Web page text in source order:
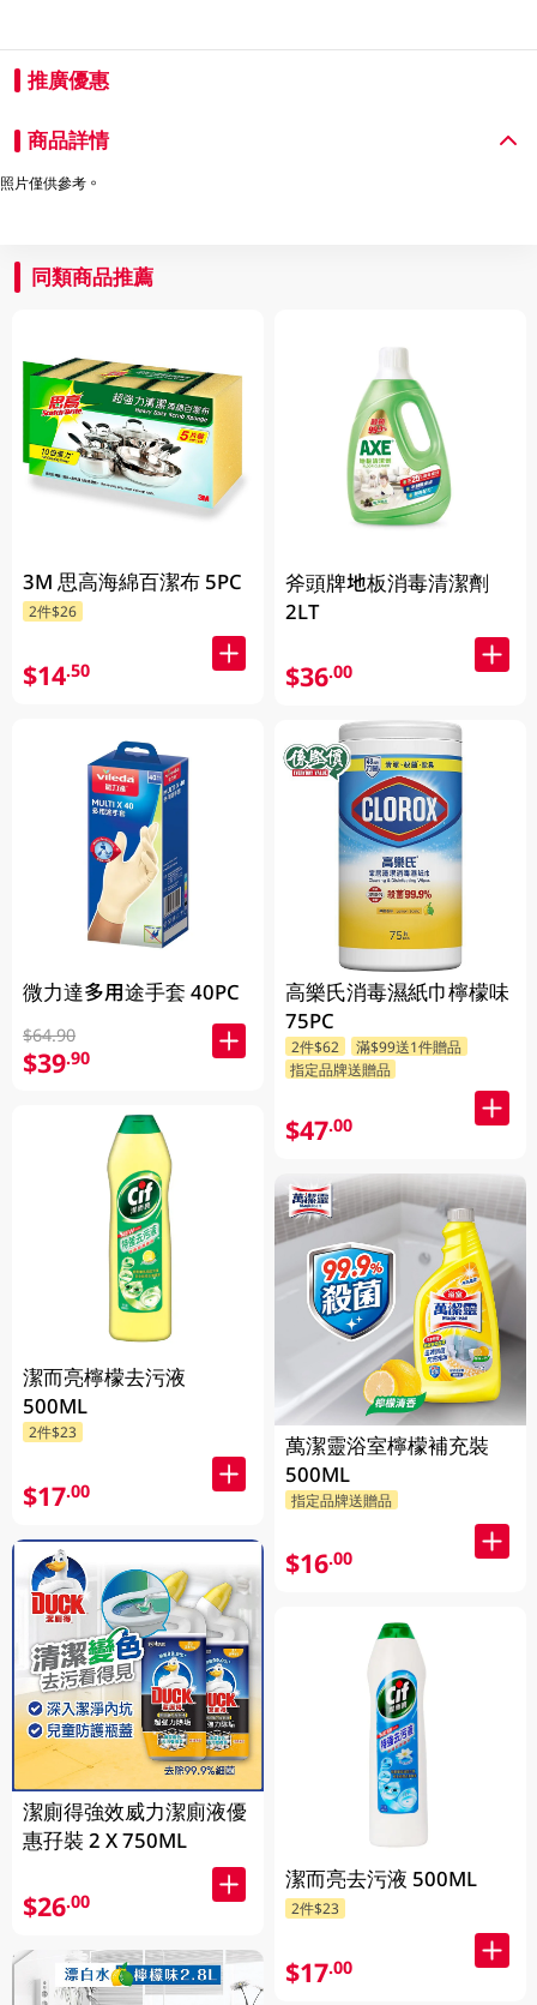
推廣優惠
商品詳情
照片僅供參考。
同類商品推薦
3M 思高海綿百潔布 5PC
2件$26
$14.50
微力達多用途手套 40PC
$64.90
$39.90
潔而亮檸檬去污液
500ML
2件$23
$17.00
潔廁得強效威力潔廁液優
惠孖裝 2 X 750ML
$26.00
斧頭牌地板消毒清潔劑
2LT
$36.00
高樂氏消毒濕紙巾檸檬味
75PC
2件$62
滿$99送1件贈品
指定品牌送贈品
$47.00
萬潔靈浴室檸檬補充裝
500ML
指定品牌送贈品
$16.00
潔而亮去污液 500ML
2件$23
$17.00